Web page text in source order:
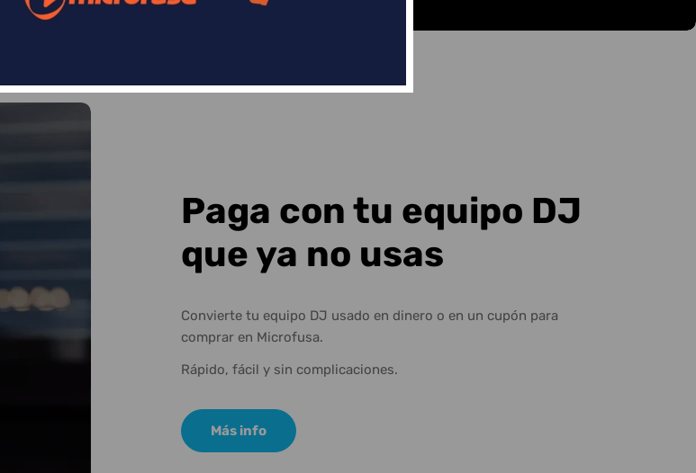
Paga con tu equipo DJ
que ya no usas
Convierte tu equipo DJ usado en dinero o en un cupón para
comprar en Microfusa.
Rápido, fácil y sin complicaciones.
Más info